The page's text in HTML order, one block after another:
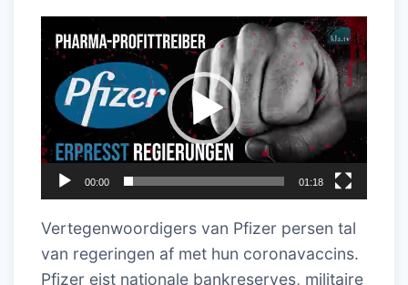
Videospeler
00:00 01:18
Vertegenwoordigers van Pfizer persen tal
van regeringen af met hun coronavaccins.
Pfizer eist nationale bankreserves, militaire